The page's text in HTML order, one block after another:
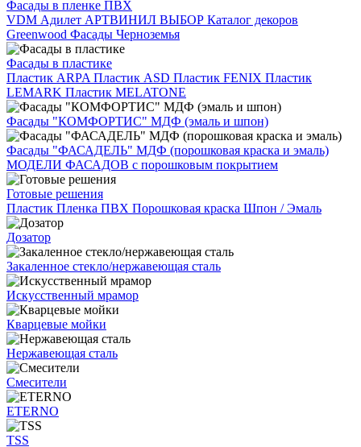
Фасады в пленке ПВХ
VDM Адилет АРТВИНИЛ ВЫБОР Каталог декоров
Greenwood Фасады Черноземья
Фасады в пластике
Пластик ARPA Пластик ASD Пластик FENIX Пластик
LEMARK Пластик MELATONE
Фасады "КОМФОРТИС" МДФ (эмаль и шпон)
Фасады "ФАСАДЕЛЬ" МДФ (порошковая краска и эмаль)
МОДЕЛИ ФАСАДОВ с порошковым покрытием
Готовые решения
Пластик Пленка ПВХ Порошковая краска Шпон / Эмаль
Дозатор
Закаленное стекло/нержавеющая сталь
Искусственный мрамор
Кварцевые мойки
Нержавеющая сталь
Смесители
ETERNO
TSS